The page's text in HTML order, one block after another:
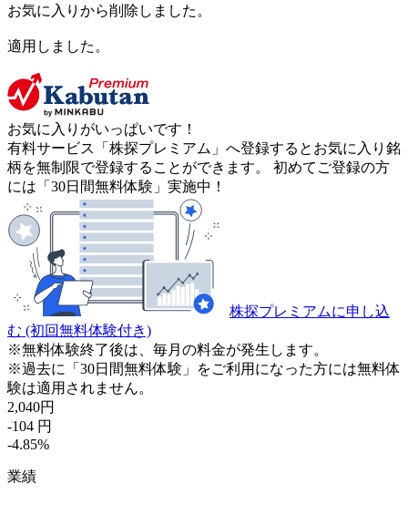
お気に入りから削除しました。
適用しました。
お気に入りがいっぱいです！
有料サービス「株探プレミアム」へ登録するとお気に入り銘
柄を無制限で登録することができます。 初めてご登録の方
には「30日間無料体験」実施中！
株探プレミアムに申し込
む (初回無料体験付き)
※無料体験終了後は、毎月の料金が発生します。
※過去に「30日間無料体験」をご利用になった方には無料体
験は適用されません。
2,040円
-104 円
-4.85%
業績